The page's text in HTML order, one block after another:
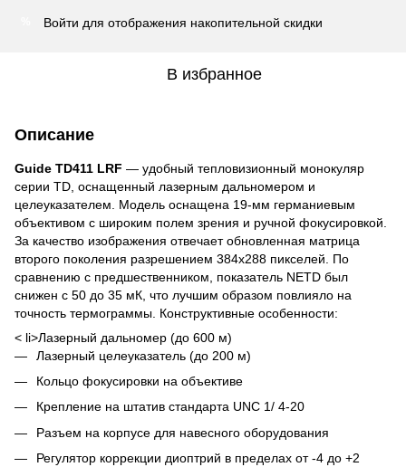
Войти для отображения накопительной скидки
В избранное
Описание
Guide TD411 LRF — удобный тепловизионный монокуляр
серии TD, оснащенный лазерным дальномером и
целеуказателем. Модель оснащена 19-мм германиевым
объективом с широким полем зрения и ручной фокусировкой.
За качество изображения отвечает обновленная матрица
второго поколения разрешением 384x288 пикселей. По
сравнению с предшественником, показатель NETD был
снижен с 50 до 35 мК, что лучшим образом повлияло на
точность термограммы. Конструктивные особенности:
< li>Лазерный дальномер (до 600 м)
Лазерный целеуказатель (до 200 м)
Кольцо фокусировки на объективе
Крепление на штатив стандарта UNC 1/ 4-20
Разъем на корпусе для навесного оборудования
Регулятор коррекции диоптрий в пределах от -4 до +2